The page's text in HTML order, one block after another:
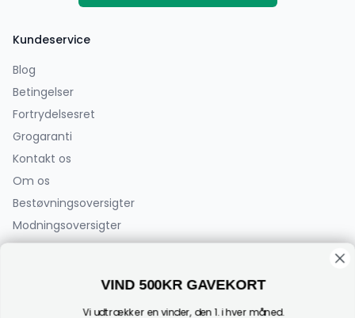
Kundeservice
Blog
Betingelser
Fortrydelsesret
Grogaranti
Kontakt os
Om os
Bestøvningsoversigter
Modningsoversigter
VIND 500KR GAVEKORT
Vi udtrækker en vinder, den 1. i hver måned.